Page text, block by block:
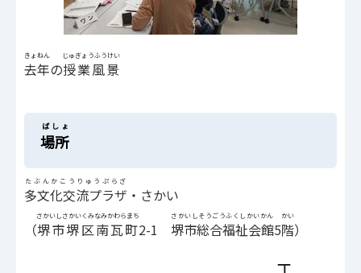
去年
きょねん
の授業風景
じゅぎょうふうけい
場所
ばしょ
多文化交流プラザ
たぶんかこうりゅうぷらざ
・さかい
（堺市堺区南瓦町
さかいしさかいくみなみかわらまち
2-1 堺市総合福祉会館
さかいしそうごうふくしかいかん
5階
かい
）